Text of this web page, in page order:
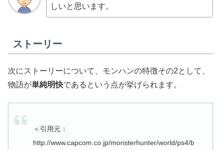
しいと思います。
ストーリー
次にストーリーについて、モンハンの特徴その2として、
物語が単純明快であるという点が挙げられます。
＜引用元：
http://www.capcom.co.jp/monsterhunter/world/ps4/b